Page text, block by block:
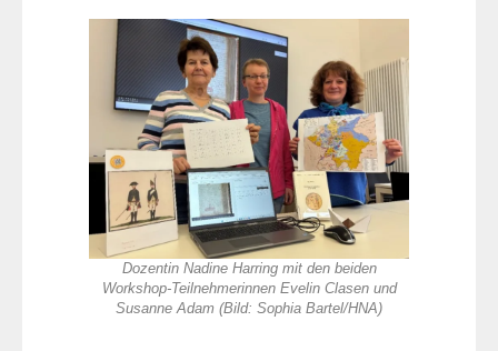
Dozentin Nadine Harring mit den beiden
Workshop-Teilnehmerinnen Evelin Clasen und
Susanne Adam (Bild: Sophia Bartel/HNA)